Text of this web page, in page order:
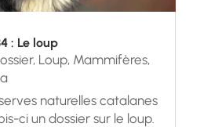
: Le loup
, Loup, Mammifères,
naturelles catalanes
ci un dossier sur le loup.